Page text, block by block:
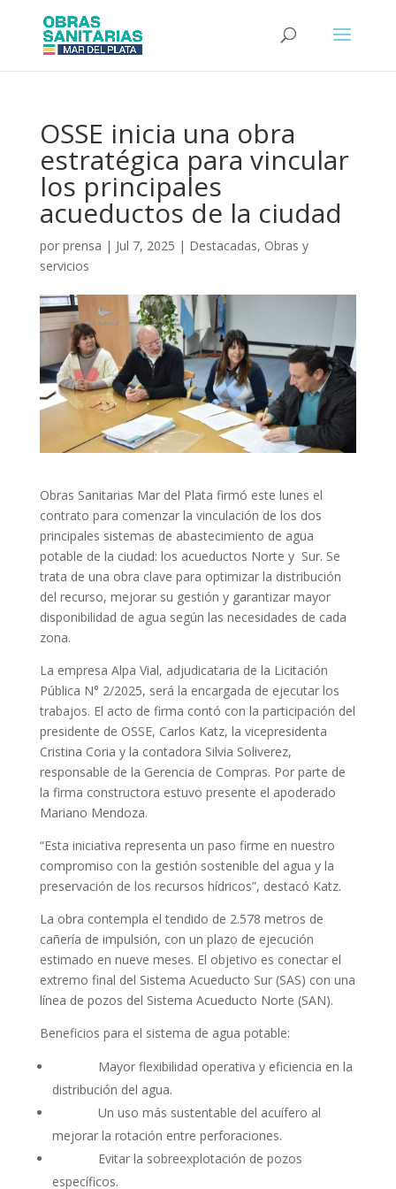
OSSE inicia una obra
estratégica para vincular
los principales
acueductos de la ciudad
por prensa | Jul 7, 2025 | Destacadas, Obras y
servicios
Obras Sanitarias Mar del Plata firmó este lunes el
contrato para comenzar la vinculación de los dos
principales sistemas de abastecimiento de agua
potable de la ciudad: los acueductos Norte y Sur. Se
trata de una obra clave para optimizar la distribución
del recurso, mejorar su gestión y garantizar mayor
disponibilidad de agua según las necesidades de cada
zona.
La empresa Alpa Vial, adjudicataria de la Licitación
Pública N° 2/2025, será la encargada de ejecutar los
trabajos. El acto de firma contó con la participación del
presidente de OSSE, Carlos Katz, la vicepresidenta
Cristina Coria y la contadora Silvia Soliverez,
responsable de la Gerencia de Compras. Por parte de
la firma constructora estuvo presente el apoderado
Mariano Mendoza.
“Esta iniciativa representa un paso firme en nuestro
compromiso con la gestión sostenible del agua y la
preservación de los recursos hídricos”, destacó Katz.
La obra contempla el tendido de 2.578 metros de
cañería de impulsión, con un plazo de ejecución
estimado en nueve meses. El objetivo es conectar el
extremo final del Sistema Acueducto Sur (SAS) con una
línea de pozos del Sistema Acueducto Norte (SAN).
Beneficios para el sistema de agua potable:
Mayor flexibilidad operativa y eficiencia en la
distribución del agua.
Un uso más sustentable del acuífero al
mejorar la rotación entre perforaciones.
Evitar la sobreexplotación de pozos
específicos.